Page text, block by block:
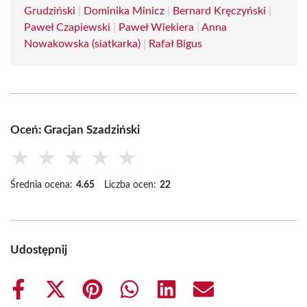
Grudziński Dominika Minicz Bernard Kręczyński
Paweł Czapiewski
Paweł Wiekiera
Anna
Nowakowska (siatkarka)
Rafał Bigus
Oceń: Gracjan Szadziński
★ ★ ★ ★ ★
Średnia ocena: 4.65 Liczba ocen: 22
Udostępnij
Share
Share
Share
Share
Share
Share